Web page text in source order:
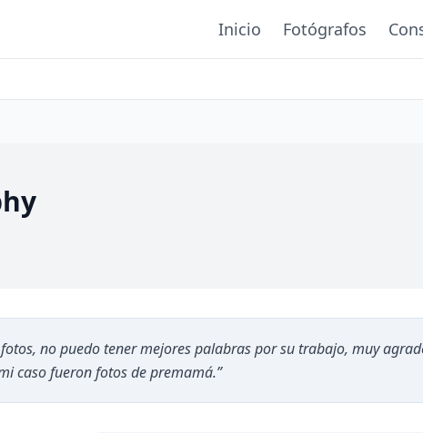
Inicio Fotógrafos
no puedo tener mejores palabras por su trabajo, muy
caso fueron fotos de premamá.”